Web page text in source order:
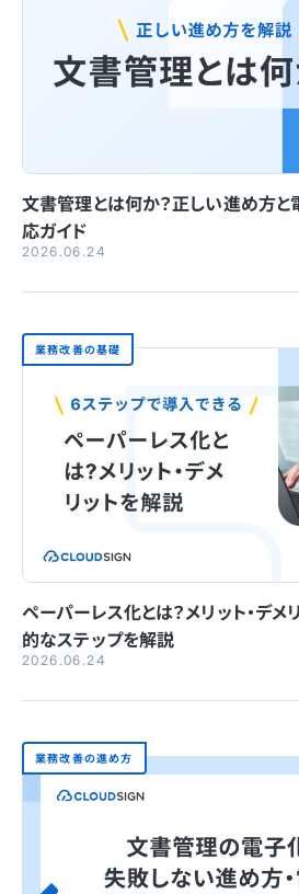
2026.06.24
文書管理とは何か？正しい進め方
応ガイド
業務改善の基礎
2026.06.24
ペーパーレス化とは？メリット・デ
的なステップを解説
業務改善の進め方